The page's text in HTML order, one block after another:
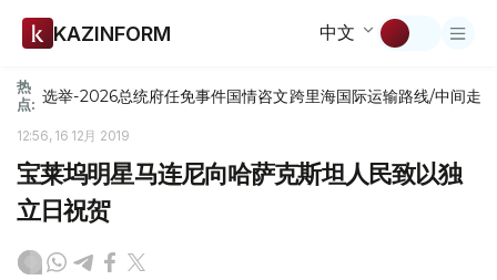
KAZINFORM 中文
热
点: 选举-2026总统府任免事件国情咨文跨里海国际运输路线/中间走廊
12:56, 16 12月 2019
宝莱坞明星马连尼向哈萨克斯坦人民致以独
立日祝贺